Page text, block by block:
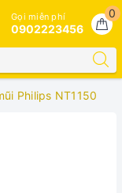
0
Gọi miễn phí
0902223456
Philips NT1150